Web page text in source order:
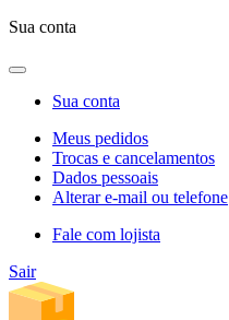
Sua conta
Sua conta
Meus pedidos
Trocas e cancelamentos
Dados pessoais
Alterar e-mail ou telefone
Fale com lojista
Sair